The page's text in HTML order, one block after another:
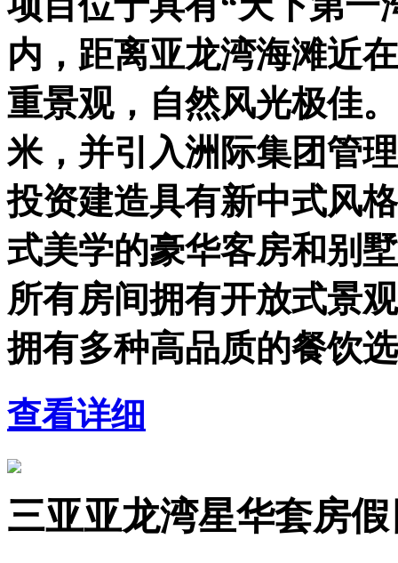
内，距离亚龙湾海滩近
重景观，自然风光极佳
米，并引入洲际集团管
投资建造具有新中式风
式美学的豪华客房和别
所有房间拥有开放式景
拥有多种高品质的餐饮
查看详细
三亚亚龙湾星华套房